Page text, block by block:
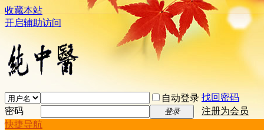
收藏本站
开启辅助访问
自动登录 找回密码
密码
登录
注册为会员
快捷导航